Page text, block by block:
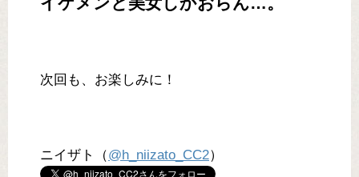
次回も、お楽しみに！
ニイザト（@h_niizato_CC2）